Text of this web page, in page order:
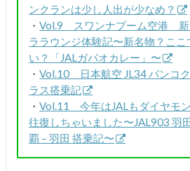
ンクランは少し人出が少なめ？
・Vol.9 スワンナプーム空港 新
ララウンジ体験記〜新名物？こ
い？「JALガパオカレー」〜
・Vol.10 日本航空 JL34 バンコ
ラス搭乗記
・Vol.11 今年はJALもダイヤモ
往復しちゃいました〜JAL903 羽
覇 – 羽田 搭乗記〜